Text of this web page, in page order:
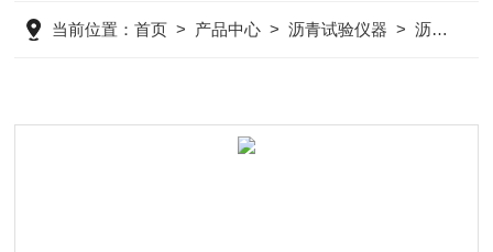
当前位置：首页 > 产品中心 >沥青试验仪器 >沥青针入度仪